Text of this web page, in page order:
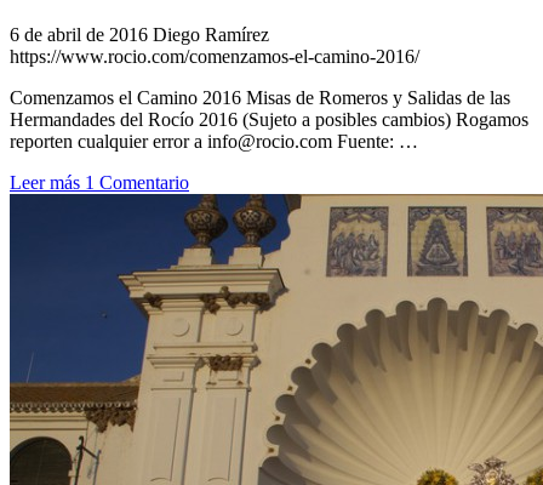
6 de abril de 2016 Diego Ramírez
https://www.rocio.com/comenzamos-el-camino-2016/
Comenzamos el Camino 2016 Misas de Romeros y Salidas de las
Hermandades del Rocío 2016 (Sujeto a posibles cambios) Rogamos
reporten cualquier error a info@rocio.com Fuente: …
Leer más 1 Comentario